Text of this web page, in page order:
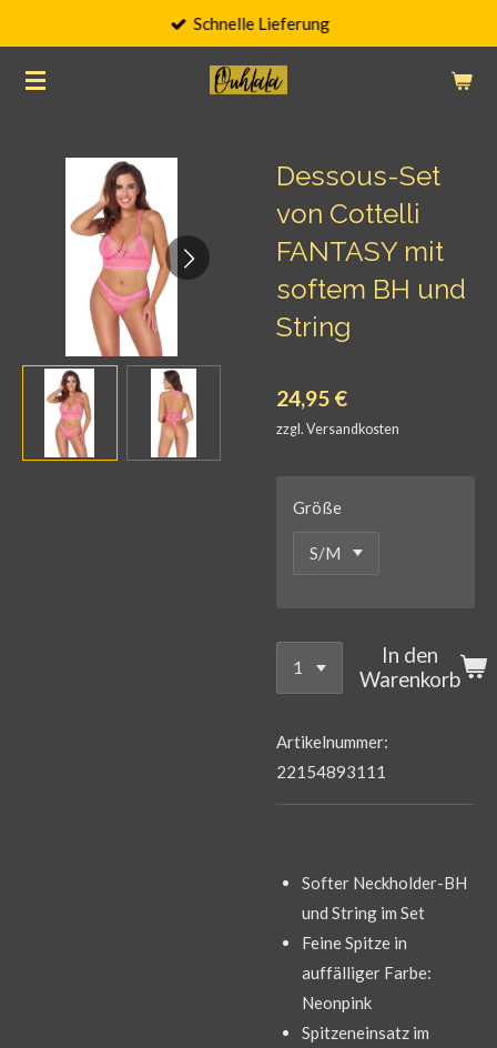
springen
Schnelle Lieferung
Dessous-Set
von Cottelli
FANTASY mit
softem BH und
String
24,95 €
zzgl. Versandkosten
Größe
In den
Warenkorb
Artikelnummer:
22154893111
Softer Neckholder-BH
und String im Set
Feine Spitze in
auffälliger Farbe:
Neonpink
Spitzeneinsatz im